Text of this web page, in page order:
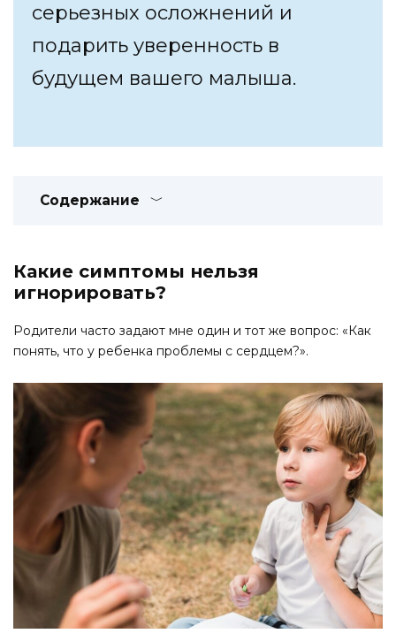
серьезных осложнений и
подарить уверенность в
будущем вашего малыша.
Содержание
Какие симптомы нельзя
игнорировать?
Родители часто задают мне один и тот же вопрос: «Как
понять, что у ребенка проблемы с сердцем?».